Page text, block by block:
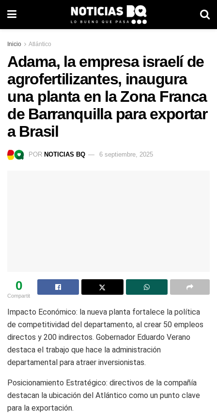
Inicio Atlántico
Adama, la empresa israelí de
agrofertilizantes, inaugura
una planta en la Zona Franca
de Barranquilla para exportar
a Brasil
POR NOTICIAS BQ 6 septiembre, 2025
0
Compartit
Impacto Económico: la nueva planta fortalece la política
de competitividad del departamento, al crear 50 empleos
directos y 200 indirectos. Gobernador Eduardo Verano
destaca el trabajo que hace la administración
departamental para atraer inversionistas.
Posicionamiento Estratégico: directivos de la compañía
destacan la ubicación del Atlántico como un punto clave
para la exportación.